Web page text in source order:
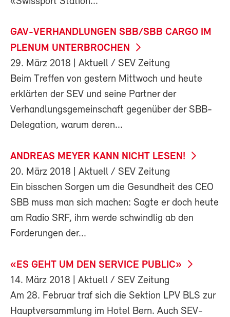
GAV-VERHANDLUNGEN SBB/SBB CARGO IM
PLENUM UNTERBROCHEN
29. März 2018 | Aktuell / SEV Zeitung
Beim Treffen von gestern Mittwoch und heute
erklärten der SEV und seine Partner der
Verhandlungsgemeinschaft gegenüber der SBB-
Delegation, warum deren...
ANDREAS MEYER KANN NICHT LESEN!
20. März 2018 | Aktuell / SEV Zeitung
Ein bisschen Sorgen um die Gesundheit des CEO
SBB muss man sich machen: Sagte er doch heute
am Radio SRF, ihm werde schwindlig ab den
Forderungen der...
«ES GEHT UM DEN SERVICE PUBLIC»
14. März 2018 | Aktuell / SEV Zeitung
Am 28. Februar traf sich die Sektion LPV BLS zur
Hauptversammlung im Hotel Bern. Auch SEV-